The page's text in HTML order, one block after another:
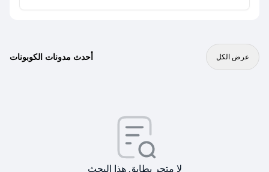
أحدث مدونات الكوبونات عرض الكل
لا متجر يطابق هذا البحث